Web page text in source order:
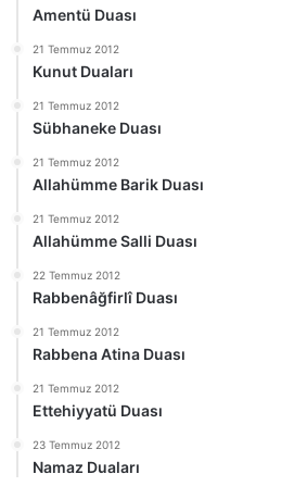
Amentü Duası
21 Temmuz 2012
Kunut Duaları
21 Temmuz 2012
Sübhaneke Duası
21 Temmuz 2012
Allahümme Barik Duası
21 Temmuz 2012
Allahümme Salli Duası
22 Temmuz 2012
Rabbenâğfirlî Duası
21 Temmuz 2012
Rabbena Atina Duası
21 Temmuz 2012
Ettehiyyatü Duası
23 Temmuz 2012
Namaz Duaları